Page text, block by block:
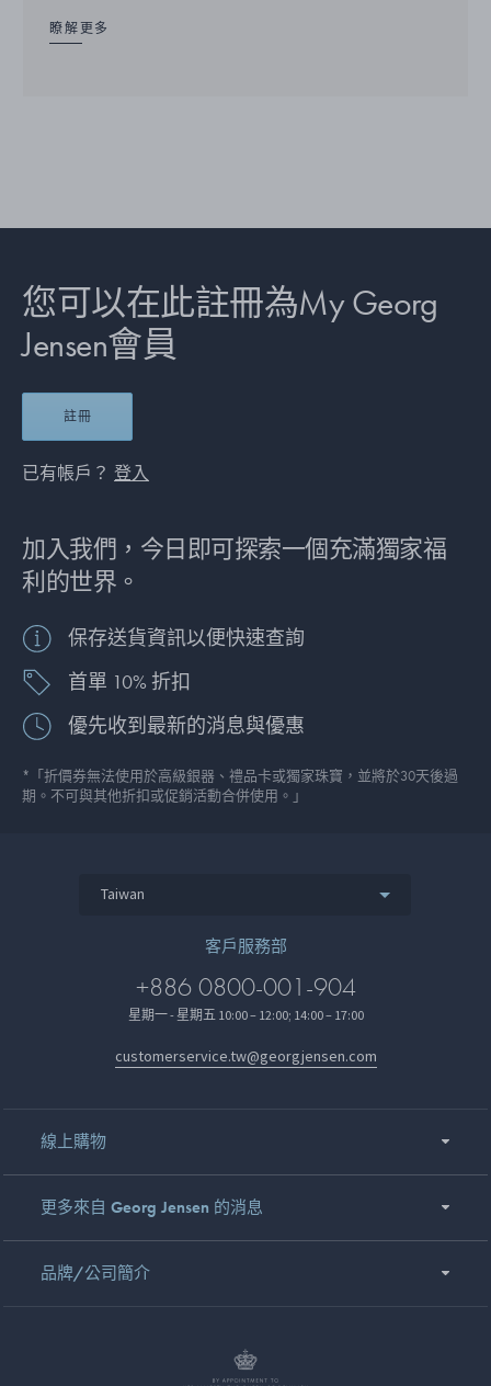
瞭解更多
您可以在此註冊為My Georg
Jensen會員
註冊
已有帳戶？ 登入
加入我們，今日即可探索一個充滿獨家福
利的世界。
保存送貨資訊以便快速查詢
首單 10% 折扣
優先收到最新的消息與優惠
*「折價券無法使用於高級銀器、禮品卡或獨家珠寶，並將於30天後過
期。不可與其他折扣或促銷活動合併使用。」
Taiwan
客戶服務部
+886 0800-001-904
星期一 - 星期五 10:00 – 12:00; 14:00 – 17:00
customerservice.tw@georgjensen.com
線上購物
更多來自 Georg Jensen 的消息
品牌/公司簡介